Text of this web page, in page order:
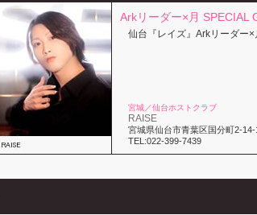
Arkリーダー×月 SPECIAL
仙台『レイズ』Arkリーダー
宮城／仙台ホストクラブ
RAISE
宮城県仙台市青葉区国分町2-
TEL:022-399-7439